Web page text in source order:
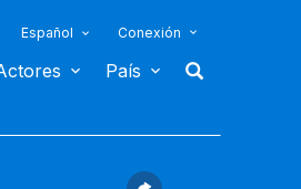
Español Conexión
País